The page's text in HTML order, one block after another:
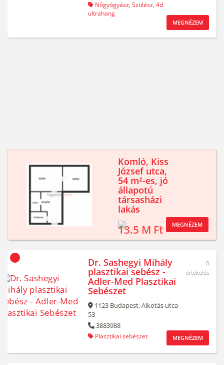
Nőgyógyász, Szülész, 4d
ultrahang
MEGNÉZEM
Komló, Kiss
József utca,
54 m²-es, jó
állapotú
társasházi
lakás
13.5 M Ft MEGNÉZEM
Dr. Sashegyi Mihály
plasztikai sebész -
Adler-Med Plasztikai
Sebészet
1123 Budapest,Alkotás utca
53
3883988
Plasztikai sebészet
0
értékelés
MEGNÉZEM